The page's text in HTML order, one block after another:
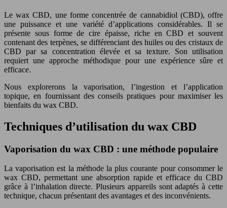
Le wax CBD, une forme concentrée de cannabidiol (CBD), offre
une puissance et une variété d’applications considérables. Il se
présente sous forme de cire épaisse, riche en CBD et souvent
contenant des terpènes, se différenciant des huiles ou des cristaux de
CBD par sa concentration élevée et sa texture. Son utilisation
requiert une approche méthodique pour une expérience sûre et
efficace.
Nous explorerons la vaporisation, l’ingestion et l’application
topique, en fournissant des conseils pratiques pour maximiser les
bienfaits du wax CBD.
Techniques d’utilisation du wax CBD
Vaporisation du wax CBD : une méthode populaire
La vaporisation est la méthode la plus courante pour consommer le
wax CBD, permettant une absorption rapide et efficace du CBD
grâce à l’inhalation directe. Plusieurs appareils sont adaptés à cette
technique, chacun présentant des avantages et des inconvénients.